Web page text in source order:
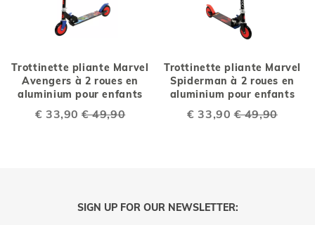
Trottinette pliante Marvel
Avengers à 2 roues en
aluminium pour enfants
Special
€ 33,90 € 49,90
Trottinette pliante Marvel
Spiderman à 2 roues en
aluminium pour enfants
Special
€ 33,90 € 49,90
SIGN UP FOR OUR NEWSLETTER: